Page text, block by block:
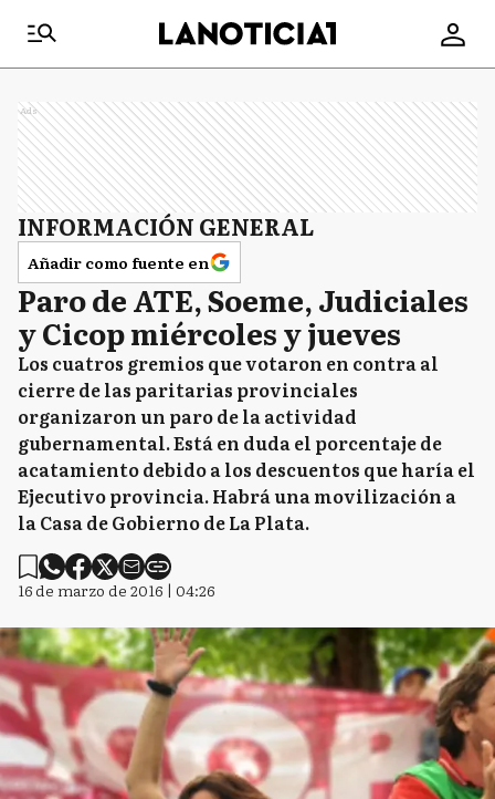
Ads
INFORMACIÓN GENERAL
Añadir como fuente en
Paro de ATE, Soeme, Judiciales
y Cicop miércoles y jueves
Los cuatros gremios que votaron en contra al
cierre de las paritarias provinciales
organizaron un paro de la actividad
gubernamental. Está en duda el porcentaje de
acatamiento debido a los descuentos que haría el
Ejecutivo provincia. Habrá una movilización a
la Casa de Gobierno de La Plata.
16 de marzo de 2016 | 04:26